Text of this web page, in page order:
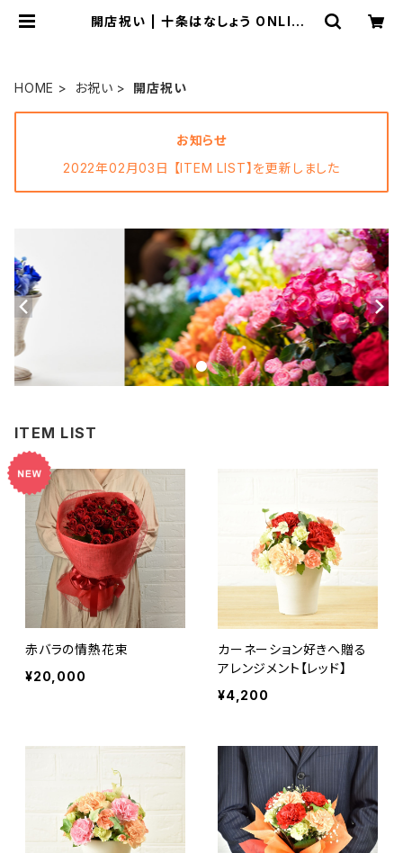
開店祝い | 十条はなしょう ONLINE
HOME お祝い 開店祝い
お知らせ
2022年02月03日 【ITEM LIST】を更新しました
ITEM LIST
赤バラの情熱花束
¥20,000
カーネーション好きへ贈る
アレンジメント【レッド】
¥4,200